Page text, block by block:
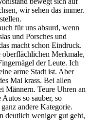
wir sehen das immer.
für uns absurd, wenn
und Porsches und
macht schon Eindruck.
Merkmale,
der Leute. Ich
arme Stadt ist. Aber
Mal krass. Bei allen
Männern. Teure Uhren an
so sauber, so
andere Kategorie.
deutlich weniger gut geht,